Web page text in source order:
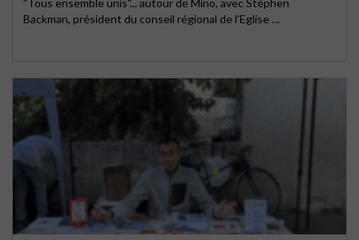
"Tous ensemble unis"... autour de Mino, avec Stéphen
Backman, président du conseil régional de l'Eglise …